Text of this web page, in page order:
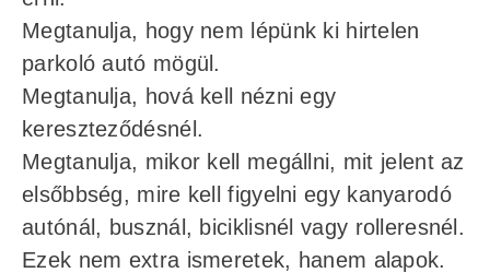
Megtanulja, hogy nem lépünk ki hirtelen
parkoló autó mögül.
Megtanulja, hová kell nézni egy
kereszteződésnél.
Megtanulja, mikor kell megállni, mit jelent az
elsőbbség, mire kell figyelni egy kanyarodó
autónál, busznál, biciklisnél vagy rolleresnél.
Ezek nem extra ismeretek, hanem alapok.